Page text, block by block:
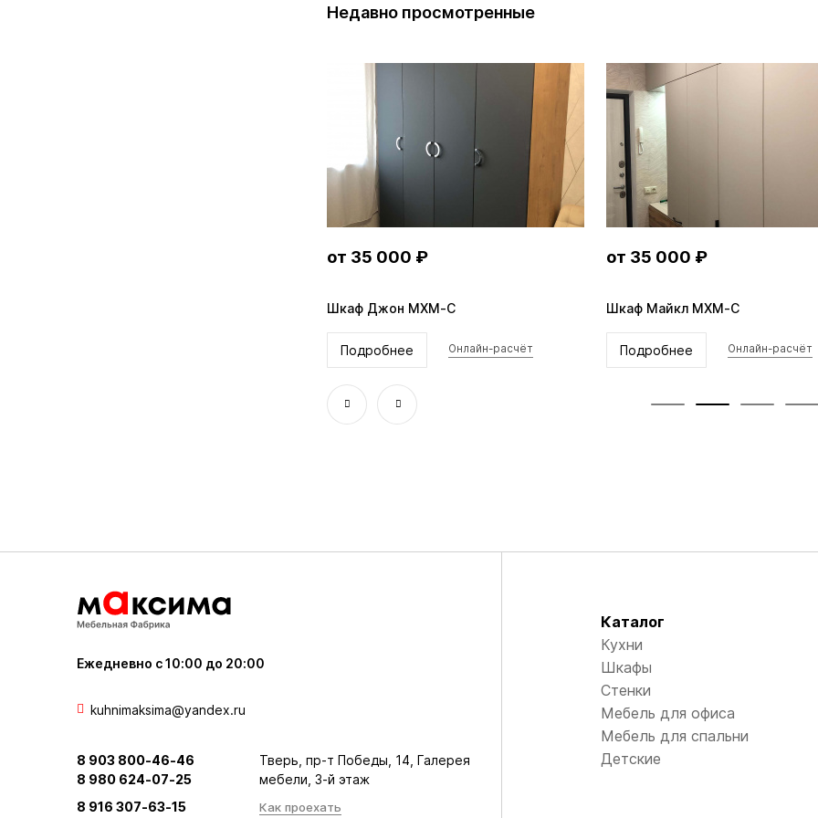
Недавно просмотренные
от 35 000 ₽
Шкаф Джон MXM-C
Подробнее Онлайн-расчёт
от 35 000 ₽
Шкаф Майкл MXM-C
Подробнее Онлайн-расчёт
Ежедневно с 10:00 до 20:00
kuhnimaksima@yandex.ru
8 903 800-46-46
8 980 624-07-25
8 916 307-63-15
Тверь, пр-т Победы, 14, Галерея
мебели, 3-й этаж
Как проехать
Каталог
Кухни
Шкафы
Стенки
Мебель для офиса
Мебель для спальни
Детские